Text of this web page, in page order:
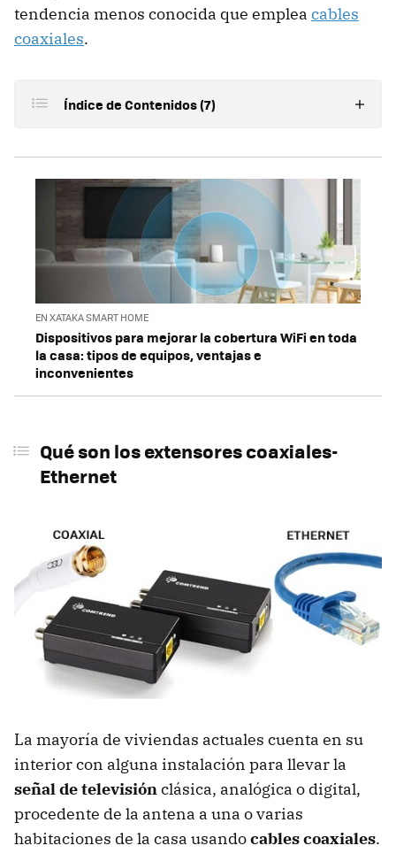
tendencia menos conocida que emplea cables
coaxiales.
Índice de Contenidos (7)
Ventajas e inconvenientes
Adaptadores coaxiales Ethernet: en qué fijarnos al
comprar
Modelos destacados
Comtrend GCA-6000
Extensor DIGITUS PoE +
LINOVISION POE Over Coax
EN XATAKA SMART HOME
Dispositivos para mejorar la cobertura WiFi en toda
la casa: tipos de equipos, ventajas e
inconvenientes
Qué son los extensores coaxiales-
Ethernet
La mayoría de viviendas actuales cuenta en su
interior con alguna instalación para llevar la
señal de televisiónclásica, analógica o digital,
procedente de la antena a una o varias
habitaciones de la casa usandocables coaxiales.